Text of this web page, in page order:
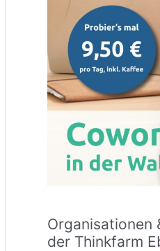
Organisationen
der Thinkfarm